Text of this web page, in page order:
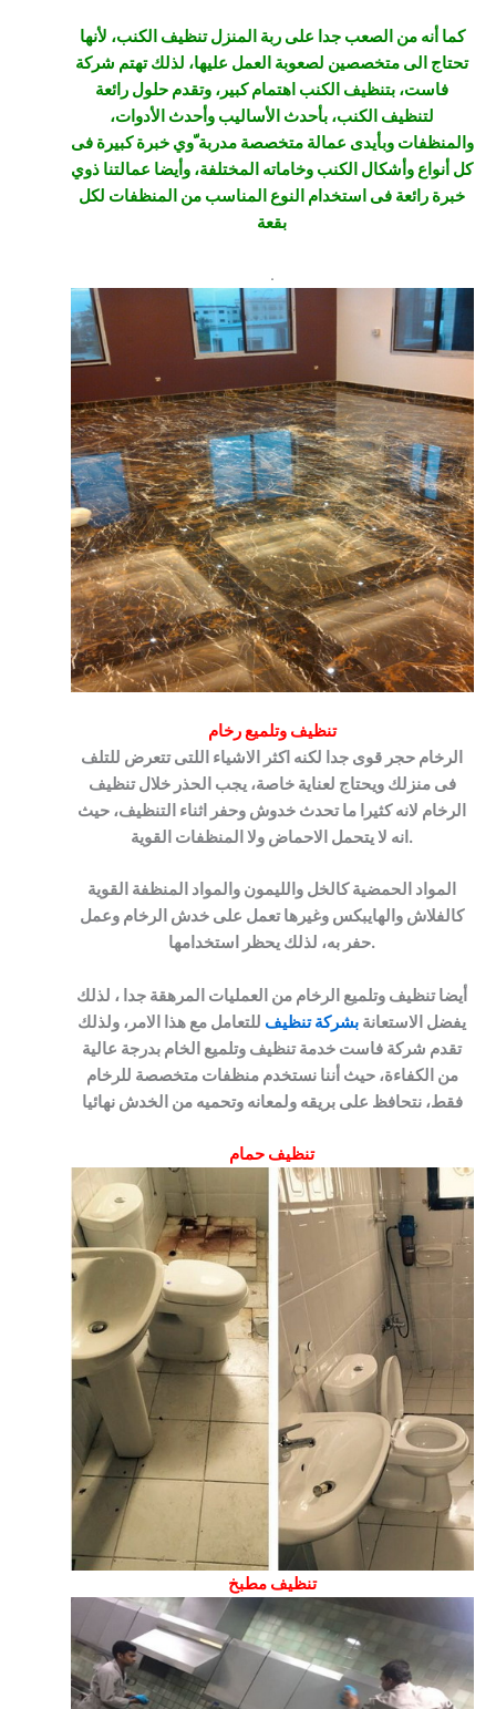
كما أنه من الصعب جدا على ربة المنزل تنظيف الكنب، لأنها
تحتاج الى متخصصين لصعوبة العمل عليها، لذلك تهتم شركة
فاست، بتنظيف الكنب اهتمام كبير، وتقدم حلول رائعة
لتنظيف الكنب، بأحدث الأساليب وأحدث الأدوات،
والمنظفات وبأيدى عمالة متخصصة مدربة ّوي خبرة كبيرة فى
كل أنواع وأشكال الكنب وخاماته المختلفة، وأيضا عمالتنا ذوي
خبرة رائعة فى استخدام النوع المناسب من المنظفات لكل
بقعة
.
تنظيف وتلميع رخام
الرخام حجر قوى جدا لكنه اكثر الاشياء اللتى تتعرض للتلف
فى منزلك ويحتاج لعناية خاصة، يجب الحذر خلال تنظيف
الرخام لانه كثيرا ما تحدث خدوش وحفر اثناء التنظيف، حيث
انه لا يتحمل الاحماض ولا المنظفات القوية.
المواد الحمضية كالخل والليمون والمواد المنظفة القوية
كالفلاش والهايبكس وغيرها تعمل على خدش الرخام وعمل
حفر به، لذلك يحظر استخدامها.
أيضا تنظيف وتلميع الرخام من العمليات المرهقة جدا ، لذلك
يفضل الاستعانة بشركة تنظيف للتعامل مع هذا الامر، ولذلك
تقدم شركة فاست خدمة تنظيف وتلميع الخام بدرجة عالية
من الكفاءة، حيث أننا نستخدم منظفات متخصصة للرخام
فقط، نتحافظ على بريقه ولمعانه وتحميه من الخدش نهائيا
تنظيف حمام
تنظيف مطبخ